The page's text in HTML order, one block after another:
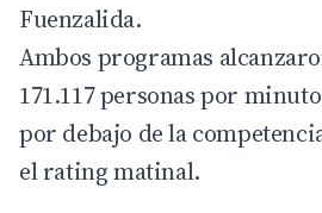
Fuenzalida.
Ambos programas
171.117 personas por
por debajo de la
el rating matinal.